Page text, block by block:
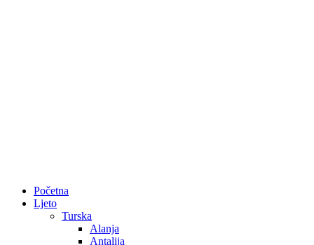
Početna
Ljeto
Turska
Alanja
Antalija